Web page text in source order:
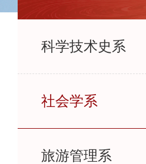
科学技术史系
社会学系
旅游管理系